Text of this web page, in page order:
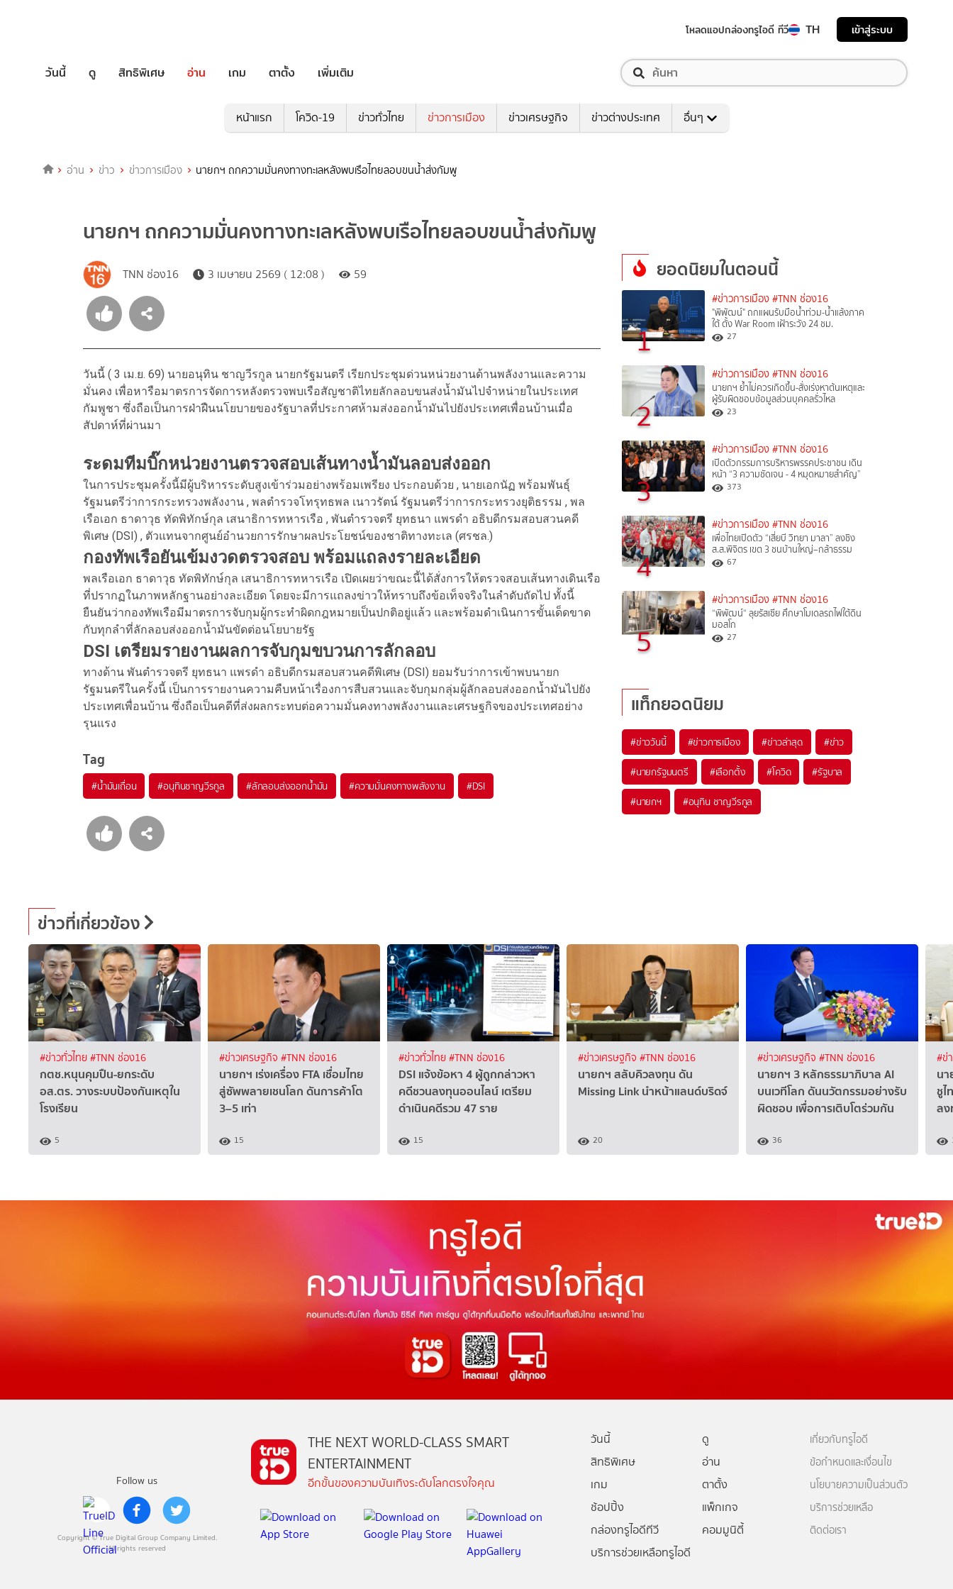
โหลดแอปกล่องทรูไอดี ทีวี TH เข้าสู่ระบบ
วันนี้ ดู สิทธิพิเศษ อ่าน เกม ตาตั้ง เพิ่มเติม
หน้าแรก โควิด-19 ข่าวทั่วไทย ข่าวการเมือง ข่าวเศรษฐกิจ ข่าวต่างประเทศ อื่นๆ
อ่าน ข่าว ข่าวการเมือง นายกฯ ถกความมั่นคงทางทะเลหลังพบเรือไทยลอบขนน้ำส่งกัมพู
นายกฯ ถกความมั่นคงทางทะเลหลังพบเรือไทยลอบขนน้ำส่งกัมพู
TNN ช่อง16 3 เมษายน 2569 ( 12:08 ) 59
วันนี้ ( 3 เม.ย. 69) นายอนุทิน ชาญวีรกูล นายกรัฐมนตรี เรียกประชุมด่วนหน่วยงานด้านพลังงานและความ
มั่นคง เพื่อหารือมาตรการจัดการหลังตรวจพบเรือสัญชาติไทยลักลอบขนส่งน้ำมันไปจำหน่ายในประเทศ
กัมพูชา ซึ่งถือเป็นการฝ่าฝืนนโยบายของรัฐบาลที่ประกาศห้ามส่งออกน้ำมันไปยังประเทศเพื่อนบ้านเมื่อ
สัปดาห์ที่ผ่านมา
ระดมทีมบิ๊กหน่วยงานตรวจสอบเส้นทางน้ำมันลอบส่งออก
ในการประชุมครั้งนี้มีผู้บริหารระดับสูงเข้าร่วมอย่างพร้อมเพรียง ประกอบด้วย , นายเอกนัฏ พร้อมพันธุ์
รัฐมนตรีว่าการกระทรวงพลังงาน , พลตำรวจโทรุทธพล เนาวรัตน์ รัฐมนตรีว่าการกระทรวงยุติธรรม , พล
เรือเอก ธาดาวุธ ทัดพิทักษ์กุล เสนาธิการทหารเรือ , พันตำรวจตรี ยุทธนา แพรดำ อธิบดีกรมสอบสวนคดี
พิเศษ (DSI) , ตัวแทนจากศูนย์อำนวยการรักษาผลประโยชน์ของชาติทางทะเล (ศรชล.)
กองทัพเรือยันเข้มงวดตรวจสอบ พร้อมแถลงรายละเอียด
พลเรือเอก ธาดาวุธ ทัดพิทักษ์กุล เสนาธิการทหารเรือ เปิดเผยว่าขณะนี้ได้สั่งการให้ตรวจสอบเส้นทางเดินเรือ
ที่ปรากฏในภาพหลักฐานอย่างละเอียด โดยจะมีการแถลงข่าวให้ทราบถึงข้อเท็จจริงในลำดับถัดไป ทั้งนี้
ยืนยันว่ากองทัพเรือมีมาตรการจับกุมผู้กระทำผิดกฎหมายเป็นปกติอยู่แล้ว และพร้อมดำเนินการขั้นเด็ดขาด
กับทุกลำที่ลักลอบส่งออกน้ำมันขัดต่อนโยบายรัฐ
DSI เตรียมรายงานผลการจับกุมขบวนการลักลอบ
ทางด้าน พันตำรวจตรี ยุทธนา แพรดำ อธิบดีกรมสอบสวนคดีพิเศษ (DSI) ยอมรับว่าการเข้าพบนายก
รัฐมนตรีในครั้งนี้ เป็นการรายงานความคืบหน้าเรื่องการสืบสวนและจับกุมกลุ่มผู้ลักลอบส่งออกน้ำมันไปยัง
ประเทศเพื่อนบ้าน ซึ่งถือเป็นคดีที่ส่งผลกระทบต่อความมั่นคงทางพลังงานและเศรษฐกิจของประเทศอย่าง
รุนแรง
Tag
#น้ำมันเถื่อน #อนุทินชาญวีรกูล #ลักลอบส่งออกน้ำมัน #ความมั่นคงทางพลังงาน #DSI
ยอดนิยมในตอนนี้
1
#ข่าวการเมือง #TNN ช่อง16
"พิพัฒน์" ถกแผนรับมือน้ำท่วม-น้ำแล้งภาค
ใต้ ตั้ง War Room เฝ้าระวัง 24 ชม.
27
2
#ข่าวการเมือง #TNN ช่อง16
นายกฯ ย้ำไม่ควรเกิดขึ้น-สั่งเร่งหาต้นเหตุและ
ผู้รับผิดชอบข้อมูลส่วนบุคคลรั่วไหล
23
3
#ข่าวการเมือง #TNN ช่อง16
เปิดตัวกรรมการบริหารพรรคประชาชน เดิน
หน้า “3 ความชัดเจน - 4 หมุดหมายสำคัญ”
373
4
#ข่าวการเมือง #TNN ช่อง16
เพื่อไทยเปิดตัว “เสี่ยบี วิทยา มาลา” ลงชิง
ส.ส.พิจิตร เขต 3 ชนบ้านใหญ่–กล้าธรรม
67
5
#ข่าวการเมือง #TNN ช่อง16
“พิพัฒน์“ ลุยรัสเซีย ศึกษาโมเดลรถไฟใต้ดิน
มอสโก
27
แท็กยอดนิยม
#ข่าววันนี้ #ข่าวการเมือง #ข่าวล่าสุด #ข่าว
#นายกรัฐมนตรี #เลือกตั้ง #โควิด #รัฐบาล
#นายกฯ #อนุทิน ชาญวีรกูล
ข่าวที่เกี่ยวข้อง
#ข่าวทั่วไทย#TNN ช่อง16
กตช.หนุนคุมปืน-ยกระดับ
อส.ตร. วางระบบป้องกันเหตุใน
โรงเรียน
5
#ข่าวเศรษฐกิจ #TNN ช่อง16
นายกฯ เร่งเครื่อง FTA เชื่อมไทย
สู่ซัพพลายเชนโลก ดันการค้าโต
3–5 เท่า
15
#ข่าวทั่วไทย#TNN ช่อง16
DSI แจ้งข้อหา 4 ผู้ถูกกล่าวหา
คดีชวนลงทุนออนไลน์ เตรียม
ดำเนินคดีรวม 47 ราย
15
#ข่าวเศรษฐกิจ #TNN ช่อง16
นายกฯ สลับคิวลงทุน ดัน
Missing Link นำหน้าแลนด์บริดจ์
20
#ข่าวเศรษฐกิจ #TNN ช่อง16
นายกฯ 3 หลักธรรมาภิบาล AI
บนเวทีโลก ดันนวัตกรรมอย่างรับ
ผิดชอบ เพื่อการเติบโตร่วมกัน
36
#ข่
น
ชูไ
ลง
Follow us
Copyright © True Digital Group Company Limited.
All rights reserved
THE NEXT WORLD-CLASS SMART
ENTERTAINMENT
อีกขั้นของความบันเทิงระดับโลกตรงใจคุณ
วันนี้
ดู
สิทธิพิเศษ
อ่าน
เกม
ตาตั้ง
ช้อปปิ้ง
แพ็กเกจ
กล่องทรูไอดีทีวี
คอมมูนิตี้
บริการช่วยเหลือทรูไอดี
เกี่ยวกับทรูไอดี
ข้อกำหนดและเงื่อนไข
นโยบายความเป็นส่วนตัว
บริการช่วยเหลือ
ติดต่อเรา